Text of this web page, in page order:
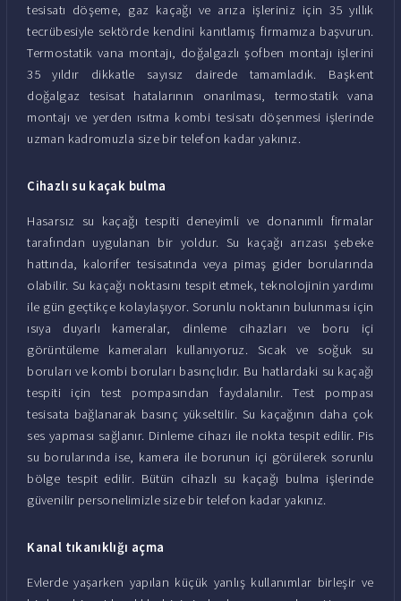
tesisatı döşeme, gaz kaçağı ve arıza işleriniz için 35 yıllık
tecrübesiyle sektörde kendini kanıtlamış firmamıza başvurun.
Termostatik vana montajı, doğalgazlı şofben montajı işlerini
35 yıldır dikkatle sayısız dairede tamamladık. Başkent
doğalgaz tesisat hatalarının onarılması, termostatik vana
montajı ve yerden ısıtma kombi tesisatı döşenmesi işlerinde
uzman kadromuzla size bir telefon kadar yakınız.
Cihazlı su kaçak bulma
Hasarsız su kaçağı tespiti deneyimli ve donanımlı firmalar
tarafından uygulanan bir yoldur. Su kaçağı arızası şebeke
hattında, kalorifer tesisatında veya pimaş gider borularında
olabilir. Su kaçağı noktasını tespit etmek, teknolojinin yardımı
ile gün geçtikçe kolaylaşıyor. Sorunlu noktanın bulunması için
ısıya duyarlı kameralar, dinleme cihazları ve boru içi
görüntüleme kameraları kullanıyoruz. Sıcak ve soğuk su
boruları ve kombi boruları basınçlıdır. Bu hatlardaki su kaçağı
tespiti için test pompasından faydalanılır. Test pompası
tesisata bağlanarak basınç yükseltilir. Su kaçağının daha çok
ses yapması sağlanır. Dinleme cihazı ile nokta tespit edilir. Pis
su borularında ise, kamera ile borunun içi görülerek sorunlu
bölge tespit edilir. Bütün cihazlı su kaçağı bulma işlerinde
güvenilir personelimizle size bir telefon kadar yakınız.
Kanal tıkanıklığı açma
Evlerde yaşarken yapılan küçük yanlış kullanımlar birleşir ve